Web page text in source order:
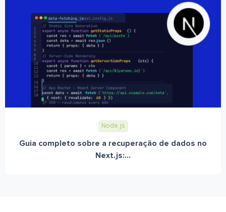
Node.js
Guia completo sobre a recuperação de dados no
Next.js:...